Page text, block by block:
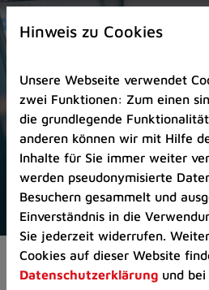
Zur
Startseite
Zum
Seitenanfang
springen
(Schnelltaste
A)
Zur
Navigation/Menü
springen
(Schnelltaste
M)
Zur
Aktuelles
Hinweis zu Cookies
Unsere Webseite verwendet
zwei Funktionen: Zum einen
die grundlegende
anderen können wir mit Hilfe
Inhalte für Sie immer weiter
werden pseudonymisierte
Besuchern gesammelt und
Einverständnis in die
Sie jederzeit widerrufen.
Cookies auf dieser Website
Datenschutzerklärung und